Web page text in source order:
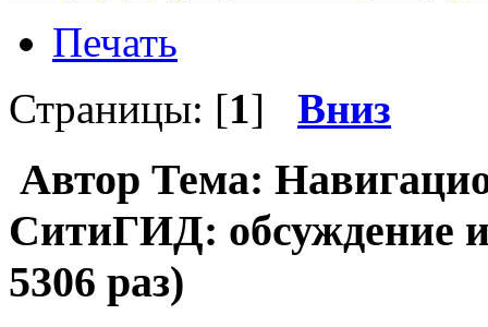
Печать
Страницы: [1] Вниз
Автор Тема:
СитиГИД: обсуждение
5306 раз)